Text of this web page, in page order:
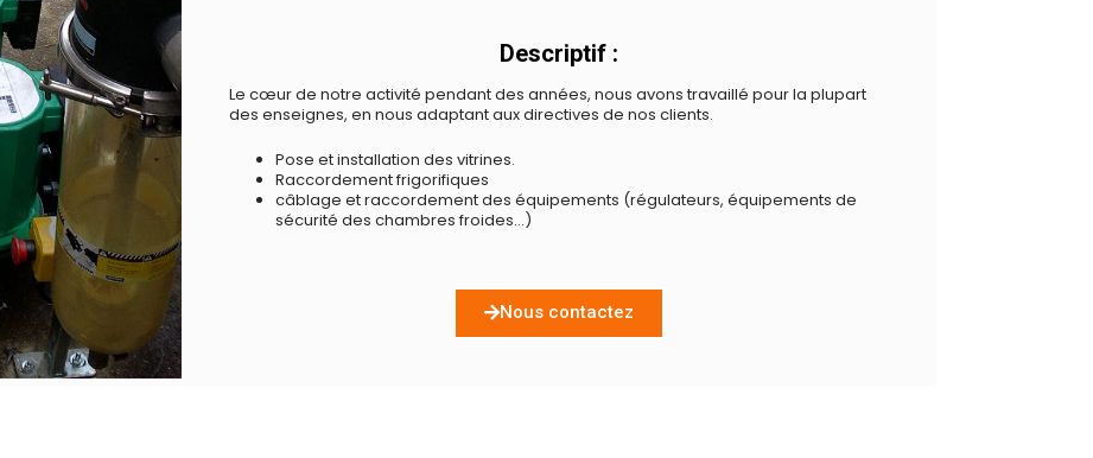
Descriptif :
Le cœur de notre activité pendant des années, nous avons travaillé pour la plupart
des enseignes, en nous adaptant aux directives de nos clients.
Pose et installation des vitrines.
Raccordement frigorifiques
câblage et raccordement des équipements (régulateurs, équipements de
sécurité des chambres froides…)
Nous contactez